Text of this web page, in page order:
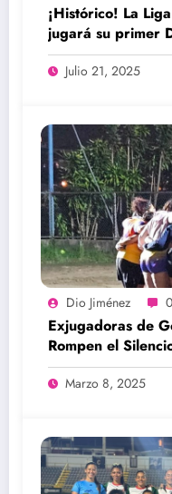
¡Histórico! La
jugará su primer
el FC Barcelona
Julio 21, 2025
Dio Jiménez 0
Exjugadoras de
Rompen el
Falta de
Marzo 8, 2025